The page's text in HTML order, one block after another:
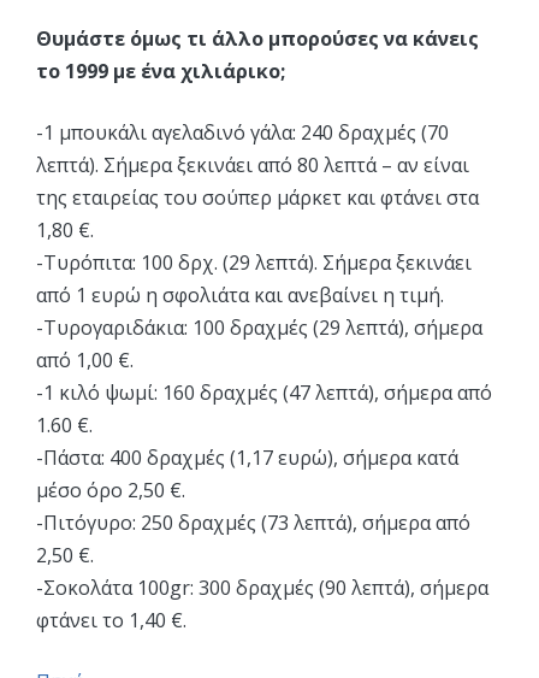
Θυμάστε όμως τι άλλο μπορούσες να κάνεις
το 1999 με ένα χιλιάρικο;
-1 μπουκάλι αγελαδινό γάλα: 240 δραχμές (70
λεπτά). Σήμερα ξεκινάει από 80 λεπτά – αν είναι
της εταιρείας του σούπερ μάρκετ και φτάνει στα
1,80 €.
-Τυρόπιτα: 100 δρχ. (29 λεπτά). Σήμερα ξεκινάει
από 1 ευρώ η σφολιάτα και ανεβαίνει η τιμή.
-Τυρογαριδάκια: 100 δραχμές (29 λεπτά), σήμερα
από 1,00 €.
-1 κιλό ψωμί: 160 δραχμές (47 λεπτά), σήμερα από
1.60 €.
-Πάστα: 400 δραχμές (1,17 ευρώ), σήμερα κατά
μέσο όρο 2,50 €.
-Πιτόγυρο: 250 δραχμές (73 λεπτά), σήμερα από
2,50 €.
-Σοκολάτα 100gr: 300 δραχμές (90 λεπτά), σήμερα
φτάνει το 1,40 €.